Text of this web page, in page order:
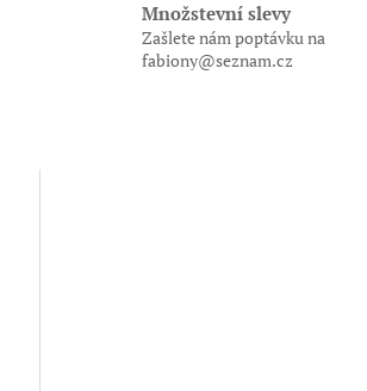
Množstevní slevy
Zašlete nám poptávku na
fabiony@seznam.cz